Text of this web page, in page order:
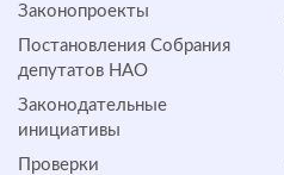
Законопроекты
Постановления Собрания
депутатов НАО
Законодательные
инициативы
Проверки